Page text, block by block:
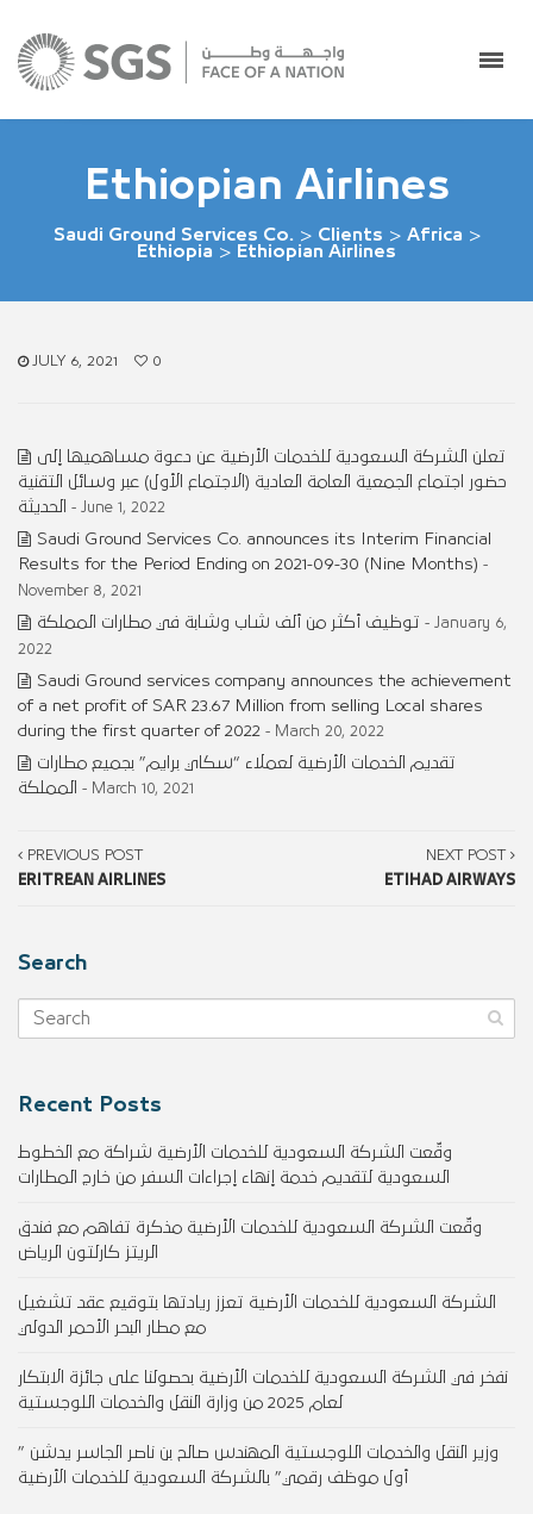
Ethiopian Airlines
Saudi Ground Services Co. > Clients > Africa >
Ethiopia > Ethiopian Airlines
JULY 6, 2021 0
تعلن الشركة السعودية للخدمات الأرضية عن دعوة مساهميها إلى
حضور اجتماع الجمعية العامة العادية (الاجتماع الأول) عبر وسائل التقنية
الحديثة
- June 1, 2022
Saudi Ground Services Co. announces its Interim Financial
Results for the Period Ending on 2021-09-30 (Nine Months) -
November 8, 2021
توظيف أكثر من ألف شاب وشابة في مطارات المملكة - January 6,
2022
Saudi Ground services company announces the achievement
of a net profit of SAR 23.67 Million from selling Local shares
during the first quarter of 2022 - March 20, 2022
تقديم الخدمات الأرضية لعملاء “سكاي برايم” بجميع مطارات
المملكة
- March 10, 2021
PREVIOUS POST
ERITREAN AIRLINES
NEXT POST
ETIHAD AIRWAYS
Search
Recent Posts
وقّعت الشركة السعودية للخدمات الأرضية شراكة مع الخطوط
السعودية لتقديم خدمة إنهاء إجراءات السفر من خارج المطارات
وقّعت الشركة السعودية للخدمات الأرضية مذكرة تفاهم مع فندق
الريتز كارلتون الرياض
الشركة السعودية للخدمات الأرضية تعزز ريادتها بتوقيع عقد تشغيل
مع مطار البحر الأحمر الدولي
نفخر في الشركة السعودية للخدمات الأرضية بحصولنا على جائزة الابتكار
لعام 2025 من وزارة النقل والخدمات اللوجستية
وزير النقل والخدمات اللوجستية المهندس صالح بن ناصر الجاسر يدشن ”
أول موظف رقمي” بالشركة السعودية للخدمات الأرضية